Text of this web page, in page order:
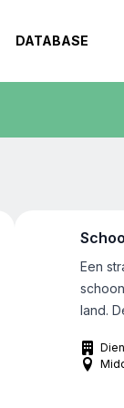
DATABASE
Een
land.
meer
Het